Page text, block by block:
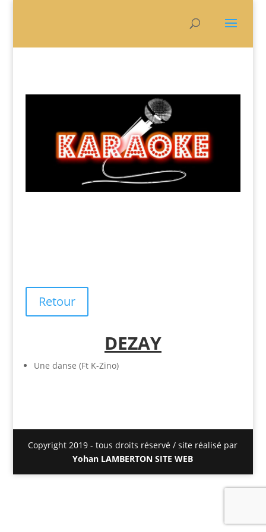
Retour
DEZAY
Une danse (Ft K-Zino)
Copyright 2019 - tous droits réservé / site réalisé par
Yohan LAMBERTON SITE WEB